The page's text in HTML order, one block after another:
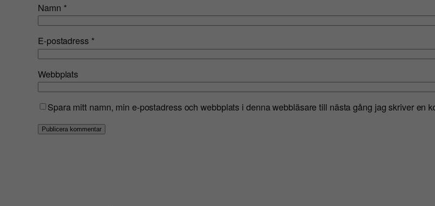
Namn *
E-postadress *
Webbplats
Spara mitt namn, min e-postadress och webbplats i denna webbläsare till nästa gång jag skriver en